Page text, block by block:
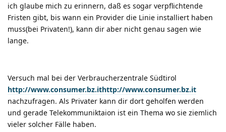
ich glaube mich zu erinnern, daß es sogar verpflichtende
Fristen gibt, bis wann ein Provider die Linie installiert haben
muss(bei Privaten!), kann dir aber nicht genau sagen wie
lange.
Versuch mal bei der Verbraucherzentrale Südtirol
http://www.consumer.bz.ithttp://www.consumer.bz.it
nachzufragen. Als Privater kann dir dort geholfen werden
und gerade Telekommuniktaion ist ein Thema wo sie ziemlich
vieler solcher Fälle haben.